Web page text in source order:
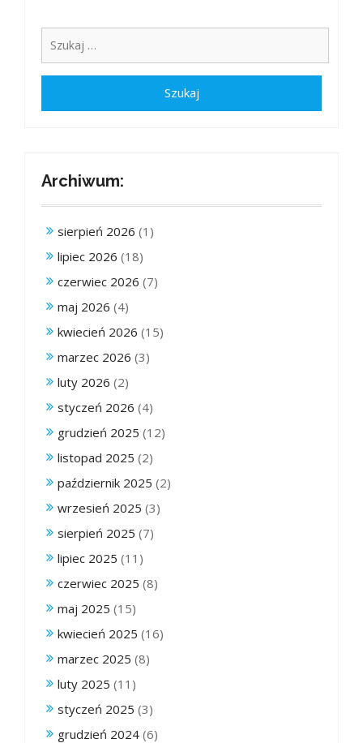
Archiwum:
sierpień 2026 (1)
lipiec 2026 (18)
czerwiec 2026 (7)
maj 2026 (4)
kwiecień 2026 (15)
marzec 2026 (3)
luty 2026 (2)
styczeń 2026 (4)
grudzień 2025 (12)
listopad 2025 (2)
październik 2025 (2)
wrzesień 2025 (3)
sierpień 2025 (7)
lipiec 2025 (11)
czerwiec 2025 (8)
maj 2025 (15)
kwiecień 2025 (16)
marzec 2025 (8)
luty 2025 (11)
styczeń 2025 (3)
grudzień 2024 (6)